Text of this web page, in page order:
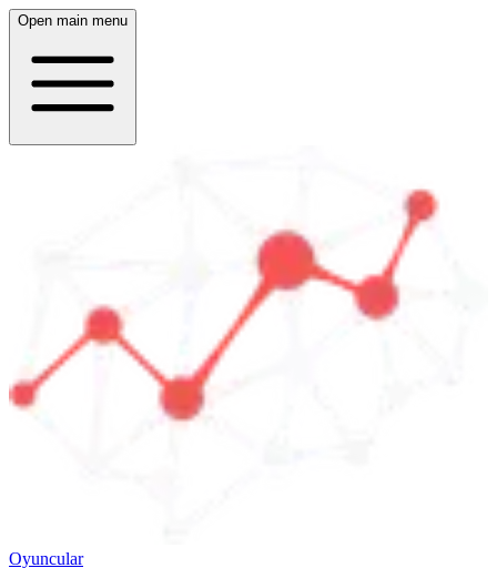
Open main menu
Oyuncular